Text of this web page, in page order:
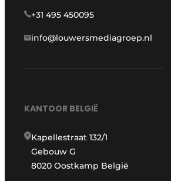
+31 495 450095
info@louwersmediagroep.nl
KANTOOR BELGIË
Kapellestraat 132/1
Gebouw G
8020 Oostkamp België